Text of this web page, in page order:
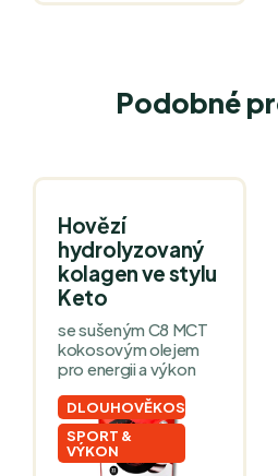
Podobné
Hovězí
hydrolyzovaný
kolagen ve stylu
Keto
se sušeným C8 MCT
kokosovým olejem
pro energii a výkon
DLOUHOVĚKOST
SPORT &
VÝKON